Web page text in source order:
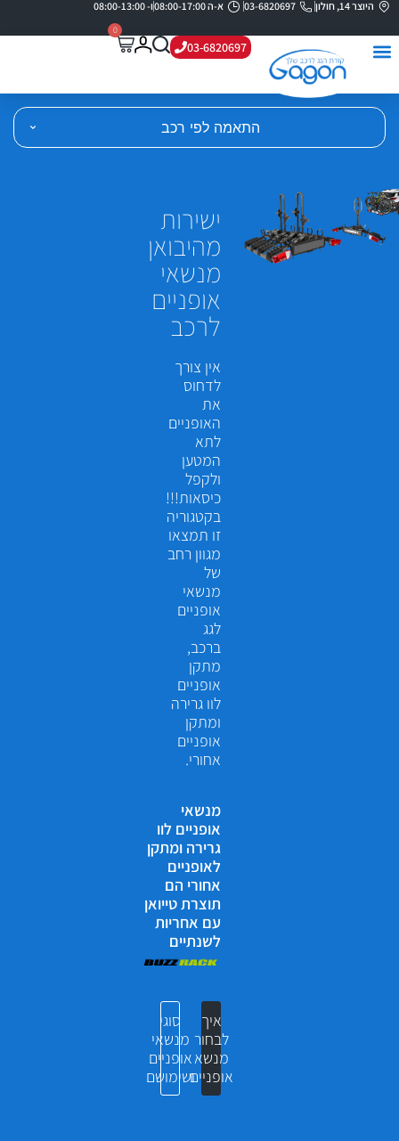
היוצר 14, חולון 03-6820697 א-ה 08:00-17:00 ו- 08:00-13:00
03-6820697
0
התאמה לפי רכב
ישירות
מהיבואן
מנשאי
אופניים
לרכב
אין צורך
לדחוס
את
האופניים
לתא
המטען
ולקפל
כיסאות!!!
בקטגוריה
זו תמצאו
מגוון רחב
של
מנשאי
אופניים
לגג
ברכב,
מתקן
אופניים
לוו גרירה
ומתקן
אופניים
אחורי.
מנשאי
אופניים לוו
גרירה ומתקן
לאופניים
אחורי הם
תוצרת טייואן
עם אחריות
לשנתיים
איך
לבחור
מנשא
אופניים
סוגי
מנשאי
אופניים
ושימושם